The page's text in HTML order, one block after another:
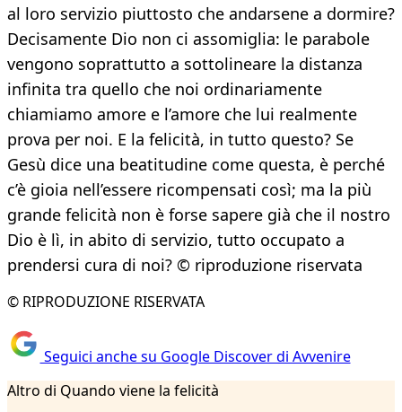
al loro servizio piuttosto che andarsene a dormire?
Decisamente Dio non ci assomiglia: le parabole
vengono soprattutto a sottolineare la distanza
infinita tra quello che noi ordinariamente
chiamiamo amore e l’amore che lui realmente
prova per noi. E la felicità, in tutto questo? Se
Gesù dice una beatitudine come questa, è perché
c’è gioia nell’essere ricompensati così; ma la più
grande felicità non è forse sapere già che il nostro
Dio è lì, in abito di servizio, tutto occupato a
prendersi cura di noi? © riproduzione riservata
© RIPRODUZIONE RISERVATA
Seguici anche su Google Discover di Avvenire
Altro di Quando viene la felicità